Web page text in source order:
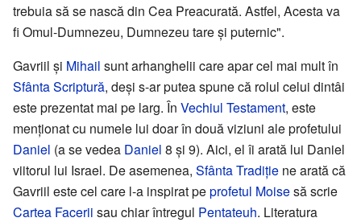
trebuia să se nască din Cea Preacurată. Astfel, Acesta va
fi Omul-Dumnezeu, Dumnezeu tare și puternic".
Gavriil și Mihail sunt arhanghelii care apar cel mai mult în
Sfânta Scriptură, deși s-ar putea spune că rolul celui dintâi
este prezentat mai pe larg. În Vechiul Testament, este
menționat cu numele lui doar în două viziuni ale profetului
Daniel (a se vedea Daniel 8 și 9). Aici, el îi arată lui Daniel
viitorul lui Israel. De asemenea, Sfânta Tradiţie ne arată că
Gavriil este cel care l-a inspirat peprofetul Moisesă scrie
Cartea Facerii sau chiar întregul Pentateuh. Literatura